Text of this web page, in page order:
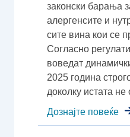
законски барања
алергенсите и
сите вина кои се
Согласно
воведат
2025 година
доколку истата не
Дознајте повеќе